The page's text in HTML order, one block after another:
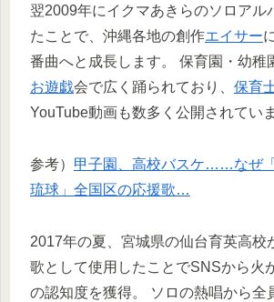
翌2009年にイクマあきらのソロアル
たことで、沖縄各地の創作エイサー
番曲へと成長します。 保育園・幼稚
お遊戯会で広く踊られており、 保育
YouTube動画も数多く公開されていま
参考） 甲子園、高校バスケ……なぜ
琉球」全国区の応援歌…
2017年の夏、宮城県の仙台育英高校
歌として使用したことでSNSから火
の認知度を獲得。 ソロの熱唱から全